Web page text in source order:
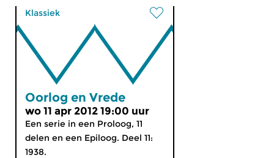
Klassiek
Oorlog en Vrede
wo 11 apr 2012 19:00 uur
Een serie in een Proloog, 11
delen en een Epiloog. Deel 11:
1938.